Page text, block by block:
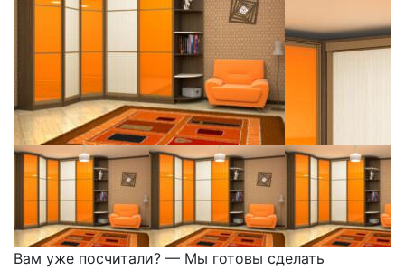
Вам уже посчитали? — Мы готовы сделать